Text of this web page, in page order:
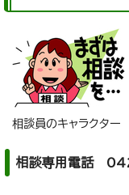
相談員のキャラクター
相談専用電話